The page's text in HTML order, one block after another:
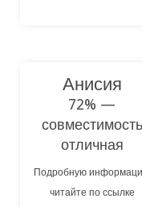
Анисия
72% —
совместимость
отличная
Подробную
читайте по ссылке